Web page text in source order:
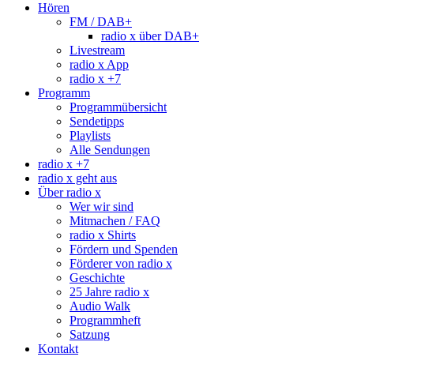
Hören
FM / DAB+
radio x über DAB+
Livestream
radio x App
radio x +7
Programm
Programmübersicht
Sendetipps
Playlists
Alle Sendungen
radio x +7
radio x geht aus
Über radio x
Wer wir sind
Mitmachen / FAQ
radio x Shirts
Fördern und Spenden
Förderer von radio x
Geschichte
25 Jahre radio x
Audio Walk
Programmheft
Satzung
Kontakt